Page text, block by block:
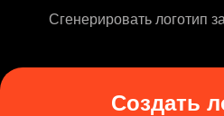
Сгенерировать логотип
Создать